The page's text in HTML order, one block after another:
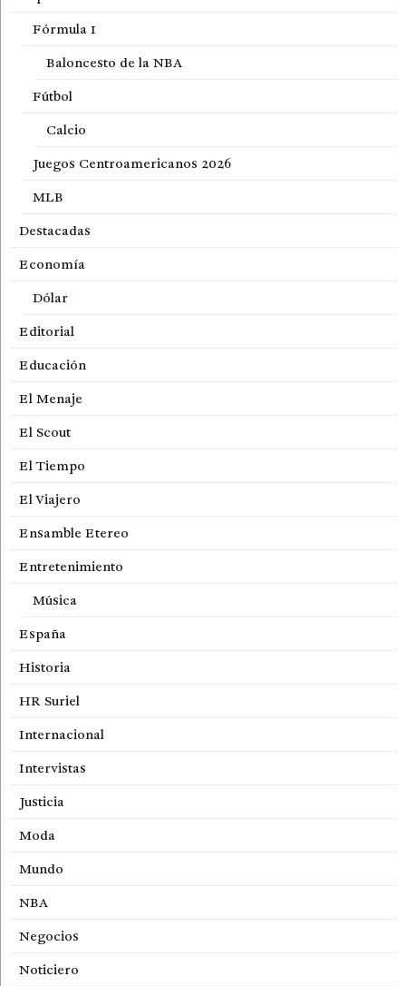
Fórmula 1
Baloncesto de la NBA
Fútbol
Calcio
Juegos Centroamericanos 2026
MLB
Destacadas
Economía
Dólar
Editorial
Educación
El Menaje
El Scout
El Tiempo
El Viajero
Ensamble Etereo
Entretenimiento
Música
España
Historia
HR Suriel
Internacional
Intervistas
Justicia
Moda
Mundo
NBA
Negocios
Noticiero